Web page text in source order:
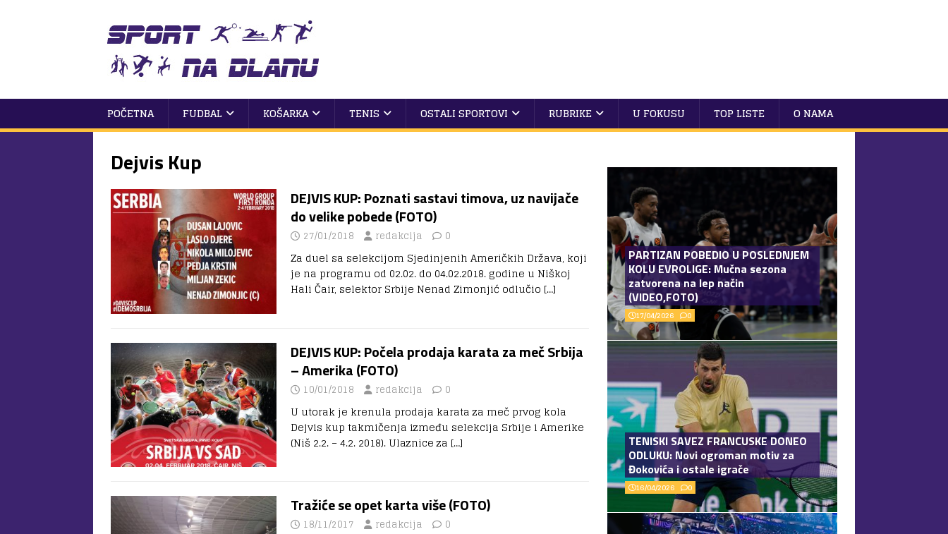
POČETNA FUDBAL KOŠARKA TENIS OSTALI SPORTOVI RUBRIKE U FOKUSU TOP LISTE O NAMA
Dejvis Kup
DEJVIS KUP: Poznati sastavi timova, uz navijače
do velike pobede (FOTO)
27/01/2018 redakcija 0
Za duel sa selekcijom Sjedinjenih Američkih Država, koji
je na programu od 02.02. do 04.02.2018. godine u Niškoj
Hali Čair, selektor Srbije Nenad Zimonjić odlučio […]
DEJVIS KUP: Počela prodaja karata za meč Srbija
– Amerika (FOTO)
10/01/2018 redakcija 0
U utorak je krenula prodaja karata za meč prvog kola
Dejvis kup takmičenja između selekcija Srbije i Amerike
(Niš 2.2. – 4.2. 2018). Ulaznice za […]
Tražiće se opet karta više (FOTO)
18/11/2017 redakcija 0
PARTIZAN POBEDIO U POSLEDNJEM
KOLU EVROLIGE: Mučna sezona
zatvorena na lep način
(VIDEO,FOTO)
17/04/2026 0
TENISKI SAVEZ FRANCUSKE DONEO
ODLUKU: Novi ogroman motiv za
Đokovića i ostale igrače
16/04/2026 0